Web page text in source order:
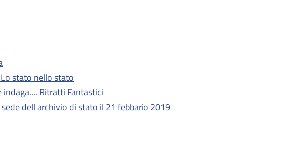
stato nello stato
Ritratti Fantastici
dell archivio di stato il 21 febbario 2019